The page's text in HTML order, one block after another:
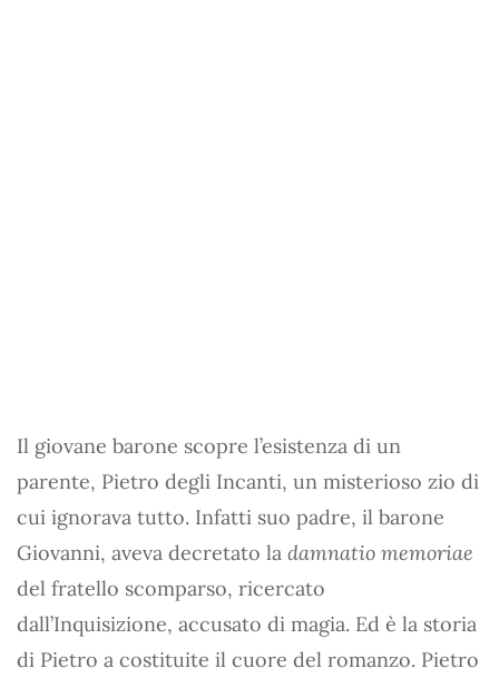
Il giovane barone scopre l’esistenza di un
parente, Pietro degli Incanti, un misterioso zio di
cui ignorava tutto. Infatti suo padre, il barone
Giovanni, aveva decretato la damnatio memoriae
del fratello scomparso, ricercato
dall’Inquisizione, accusato di magia. Ed è la storia
di Pietro a costituite il cuore del romanzo. Pietro